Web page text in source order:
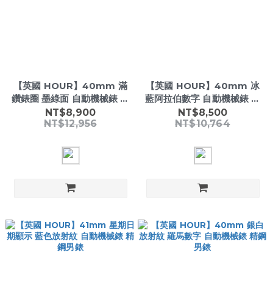
【英國 HOUR】40mm 滿
鑽錶圈 墨綠面 自動機械錶 日
期顯示 精鋼男錶
NT$8,900
NT$12,956
【英國 HOUR】40mm 冰
藍阿拉伯數字 自動機械錶 日
期顯示 精鋼男錶
NT$8,500
NT$10,764